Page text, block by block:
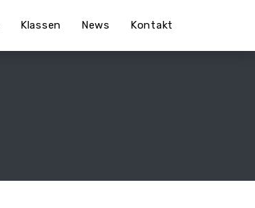
Klassen News Kontakt